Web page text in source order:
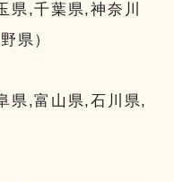
県,千葉県,神奈川
県）
県,富山県,石川県,